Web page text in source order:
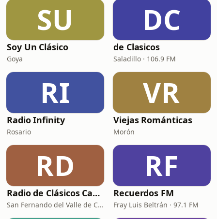
SU
Soy Un Clásico
Goya
DC
de Clasicos
Saladillo · 106.9 FM
RI
Radio Infinity
Rosario
VR
Viejas Románticas
Morón
RD
Radio de Clásicos Catamarca
San Fernando del Valle de Catamarca · 93.5 FM
RF
Recuerdos FM
Fray Luis Beltrán · 97.1 FM